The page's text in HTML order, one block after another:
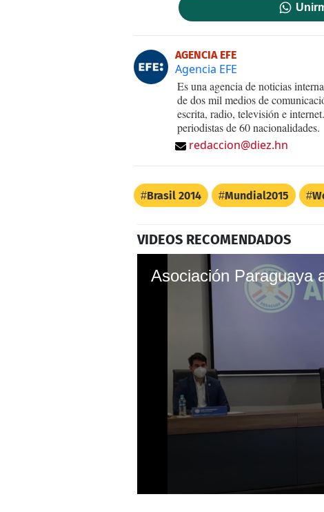
AGENCIA EFE
Agencia EFE
Es una agencia de noticias
de dos mil medios de
escrita, radio, televisión e
periodistas de 60 nacionalidades.
redaccion@diez.hn
Brasil 2014 Mundial2015
VIDEOS RECOMENDADOS